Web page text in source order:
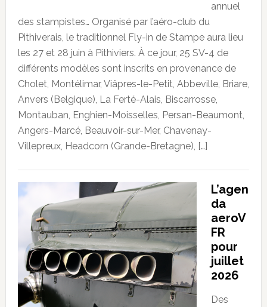
annuel
des stampistes… Organisé par l’aéro-club du
Pithiverais, le traditionnel Fly-in de Stampe aura lieu
les 27 et 28 juin à Pithiviers. À ce jour, 25 SV-4 de
différents modèles sont inscrits en provenance de
Cholet, Montélimar, Viâpres-le-Petit, Abbeville, Briare,
Anvers (Belgique), La Ferté-Alais, Biscarrosse,
Montauban, Enghien-Moisselles, Persan-Beaumont,
Angers-Marcé, Beauvoir-sur-Mer, Chavenay-
Villepreux, Headcorn (Grande-Bretagne), […]
L’agen
da
aeroV
FR
pour
juillet
2026
Des